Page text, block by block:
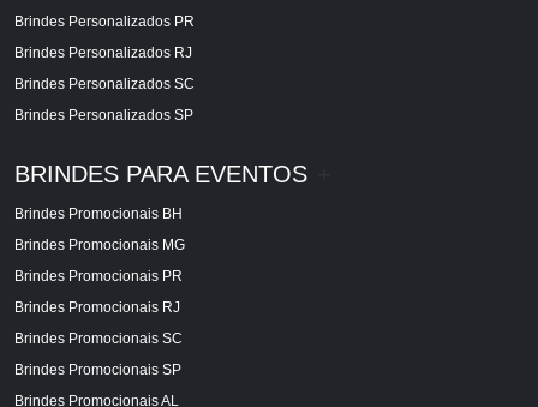
Brindes Personalizados PR
Brindes Personalizados RJ
Brindes Personalizados SC
Brindes Personalizados SP
BRINDES PARA EVENTOS
Brindes Promocionais BH
Brindes Promocionais MG
Brindes Promocionais PR
Brindes Promocionais RJ
Brindes Promocionais SC
Brindes Promocionais SP
Brindes Promocionais AL